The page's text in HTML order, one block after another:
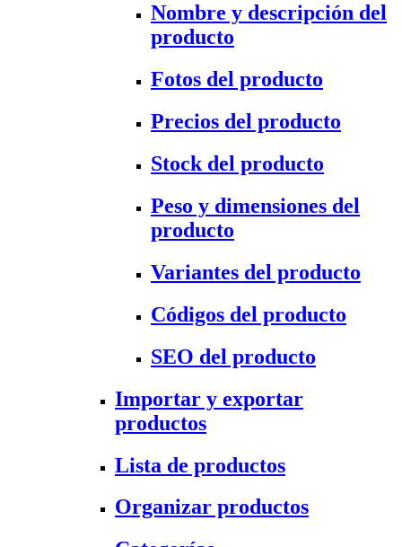
Nombre y descripción del
producto
Fotos del producto
Precios del producto
Stock del producto
Peso y dimensiones del
producto
Variantes del producto
Códigos del producto
SEO del producto
Importar y exportar
productos
Lista de productos
Organizar productos